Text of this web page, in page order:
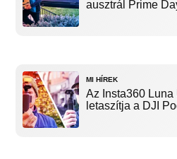
ausztrál Prime
MI HÍREK
Az Insta360
letaszítja a DJI